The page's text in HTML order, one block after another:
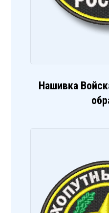
Нашивка